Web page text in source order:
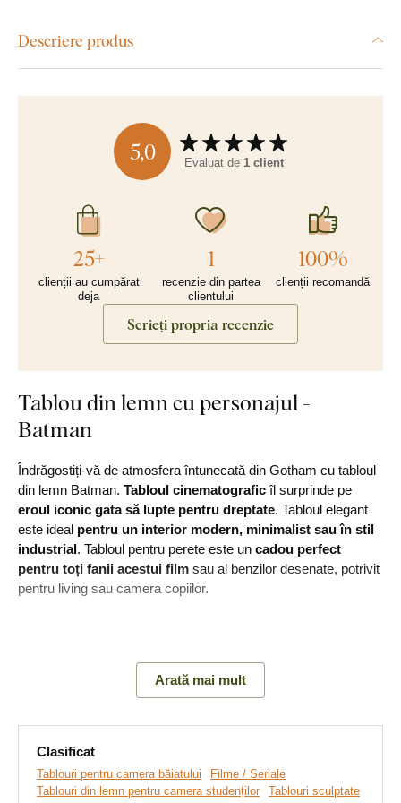
Descriere produs
5,0 Evaluat de 1 client
25+
clienții au cumpărat
deja
1
recenzie din partea
clientului
100%
clienții recomandă
Scrieți propria recenzie
Tablou din lemn cu personajul -
Batman
Îndrăgostiți-vă de atmosfera întunecată din Gotham cu tabloul
din lemn Batman. Tabloul cinematograficîl surprinde pe
eroul iconic gata să lupte pentru dreptate. Tabloul elegant
este ideal pentru un interior modern, minimalist sau în stil
industrial. Tabloul pentru perete este un cadou perfect
pentru toți fanii acestui film sau al benzilor desenate, potrivit
pentru living sau camera copiilor.
Principalele avantaje ale produsului:
Tablou modern pentru perete
Cadou ideal pentru un fan
Material din lemn cu grosimea de 3 mm
Arată mai mult
Clasificat
Tablouri pentru camera băiatului
Filme / Seriale
Tablouri din lemn pentru camera studenților
Tablouri sculptate